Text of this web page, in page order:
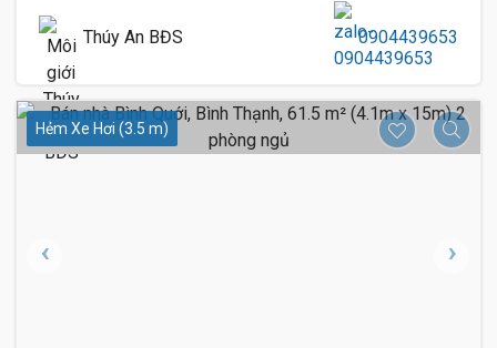
Thúy An BĐS 0904439653
Hẻm Xe Hơi (3.5 m)